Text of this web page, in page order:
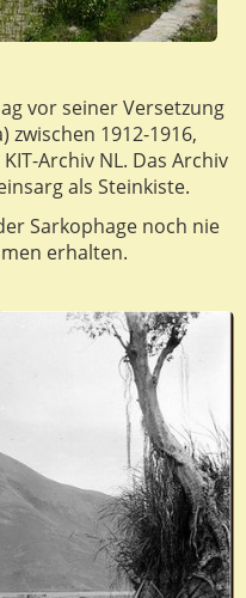
vor seiner Versetzung
zwischen 1912-1916,
Archiv NL. Das Archiv
als Steinkiste.
Sarkophage noch nie
erhalten.